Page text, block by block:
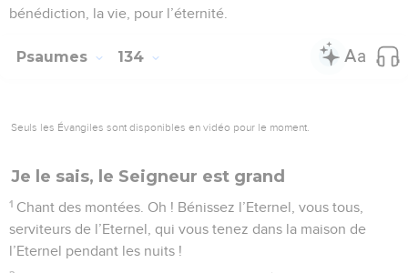
bénédiction, la vie, pour l’éternité.
Psaumes 134
Seuls les Évangiles sont disponibles en vidéo pour le moment.
Je le sais, le Seigneur est grand
1 Chant des montées. Oh ! Bénissez l’Eternel, vous tous,
serviteurs de l’Eternel, qui vous tenez dans la maison de
l’Eternel pendant les nuits !